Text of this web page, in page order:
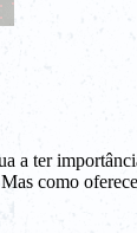
a ter
como